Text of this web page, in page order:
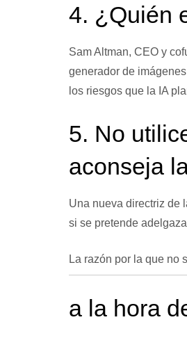
4. ¿Quién
Sam Altman, CEO y
generador de
los riesgos que la IA
5. No
aconseja
Una nueva directriz de
si se pretende
La razón por la que no
a la hora